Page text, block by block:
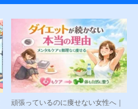
頑張っているのに痩せない女性へ｜